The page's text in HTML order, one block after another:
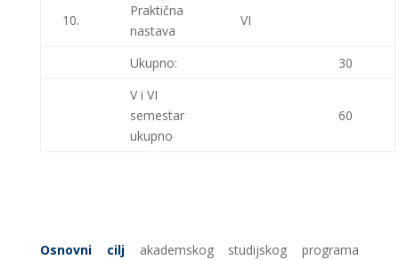
10.
Praktična
nastava
VI
Ukupno:
30
V i VI
semestar
ukupno
60
Osnovni cilj
akademskog studijskog programa